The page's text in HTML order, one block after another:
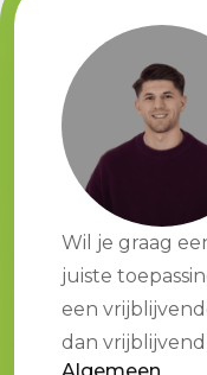
Wil je graag
juiste
een
dan
Algemeen